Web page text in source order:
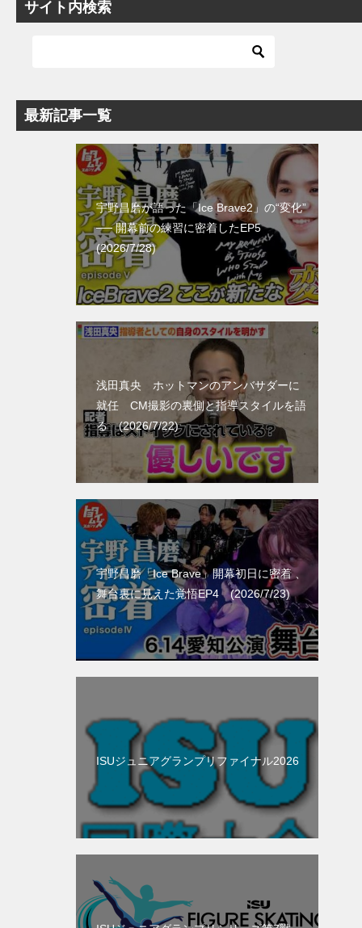
サイト内検索
最新記事一覧
宇野昌磨が語った「Ice Brave2」の“変化”
── 開幕前の練習に密着したEP5
(2026/7/28)
浅田真央 ホットマンのアンバサダーに
就任 CM撮影の裏側と指導スタイルを語
る (2026/7/22)
宇野昌磨「Ice Brave」開幕初日に密着 、
舞台裏に見えた覚悟EP4 (2026/7/23)
ISUジュニアグランプリファイナル2026